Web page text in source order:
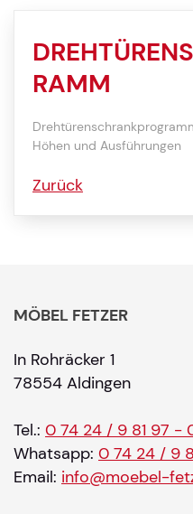
RAMM
Höhen und Ausführungen
Zurück
MÖBEL FETZER
In Rohräcker 1
78554 Aldingen
Tel.: 0 74 24 / 9 81 97 -
Whatsapp: 0 74 24 / 9
Email: info@moebel-